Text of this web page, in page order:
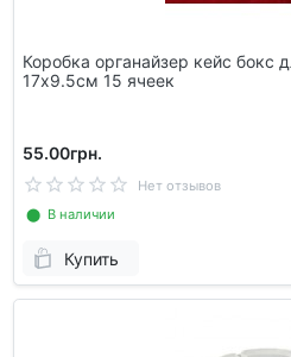
Коробка органайзер кейс бокс
17х9.5см 15 ячеек
55.00грн.
Нет отзывов
⬤ В наличии
Купить